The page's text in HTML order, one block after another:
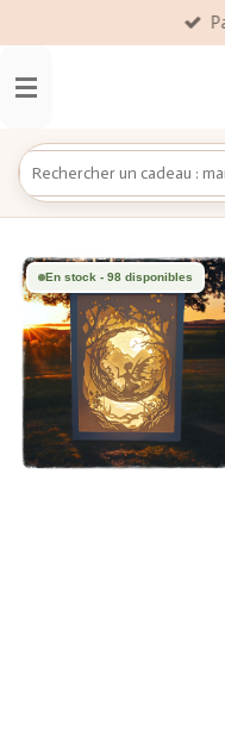
au
contenu
principal
En stock - 98 disponibles